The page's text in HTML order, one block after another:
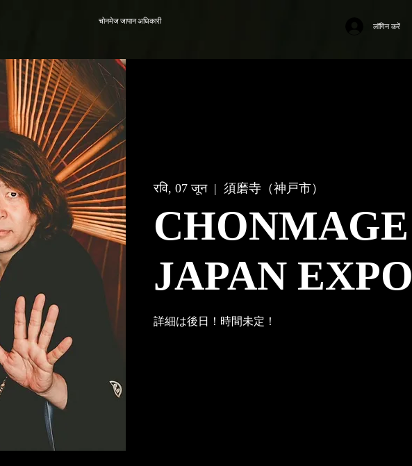
चोनमेज जापान अधिकारी लॉगिन करें
रवि, 07 जून
  |
須磨寺（神戸市）
CHONMAGE
JAPAN EXPO
詳細は後日！時間未定！